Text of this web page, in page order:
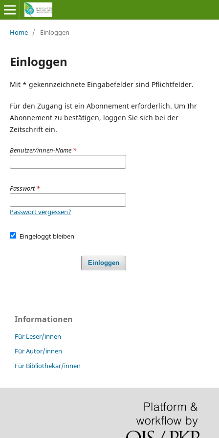
Home / Einloggen
Einloggen
Mit * gekennzeichnete Eingabefelder sind Pflichtfelder.
Für den Zugang ist ein Abonnement erforderlich. Um Ihr
Abonnement zu bestätigen, loggen Sie sich bei der
Zeitschrift ein.
Benutzer/innen-Name *
Passwort*
Passwort vergessen?
Eingeloggt bleiben
Einloggen
Informationen
Für Leser/innen
Für Autor/innen
Für Bibliothekar/innen